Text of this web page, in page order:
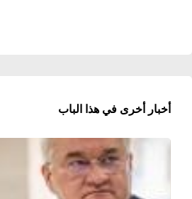
أخبار أخرى في هذا الباب